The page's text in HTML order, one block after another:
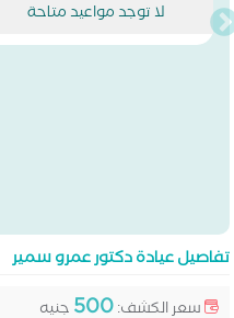
لا توجد مواعيد متاحة
تفاصيل عيادة دكتور عمرو سمير
سعر الكشف:500 جنيه